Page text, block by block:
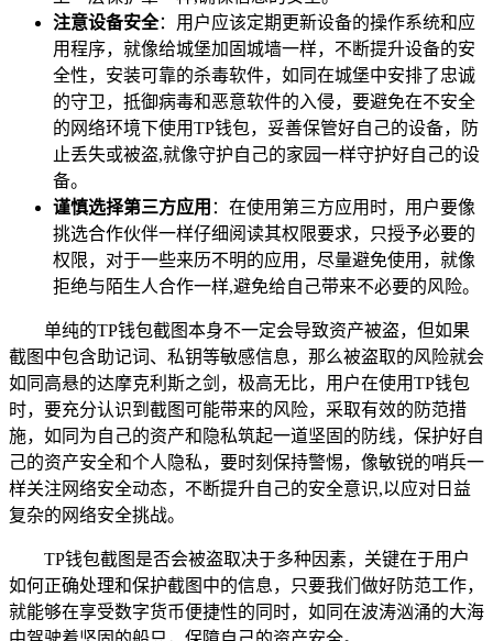
注意设备安全：用户应该定期更新设备的操作系统和应
用程序，就像给城堡加固城墙一样，不断提升设备的安
全性，安装可靠的杀毒软件，如同在城堡中安排了忠诚
的守卫，抵御病毒和恶意软件的入侵，要避免在不安全
的网络环境下使用TP钱包，妥善保管好自己的设备，防
止丢失或被盗,就像守护自己的家园一样守护好自己的设
备。
谨慎选择第三方应用 ：在使用第三方应用时，用户要像
挑选合作伙伴一样仔细阅读其权限要求，只授予必要的
权限，对于一些来历不明的应用，尽量避免使用，就像
拒绝与陌生人合作一样,避免给自己带来不必要的风险。
单纯的TP钱包截图本身不一定会导致资产被盗，但如果
截图中包含助记词、私钥等敏感信息，那么被盗取的风险就会
如同高悬的达摩克利斯之剑，极高无比，用户在使用TP钱包
时，要充分认识到截图可能带来的风险，采取有效的防范措
施，如同为自己的资产和隐私筑起一道坚固的防线，保护好自
己的资产安全和个人隐私，要时刻保持警惕，像敏锐的哨兵一
样关注网络安全动态，不断提升自己的安全意识,以应对日益
复杂的网络安全挑战。
TP钱包截图是否会被盗取决于多种因素，关键在于用户
如何正确处理和保护截图中的信息，只要我们做好防范工作，
就能够在享受数字货币便捷性的同时，如同在波涛汹涌的大海